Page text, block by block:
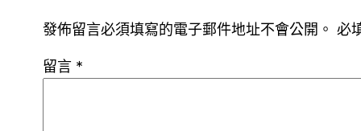
發佈留言必須填寫的電子郵件地址不會公開。 必
留言 *